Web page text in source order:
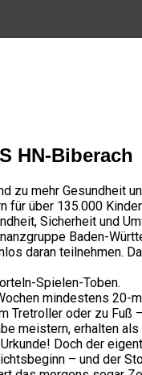
HN-Biberach
zu mehr Gesundheit
für über 135.000
Sicherheit und
Baden-
daran teilnehmen.
Spielen-Toben.
mindestens 20-
Tretroller oder zu Fuß
meistern, erhalten
Doch der
– und der